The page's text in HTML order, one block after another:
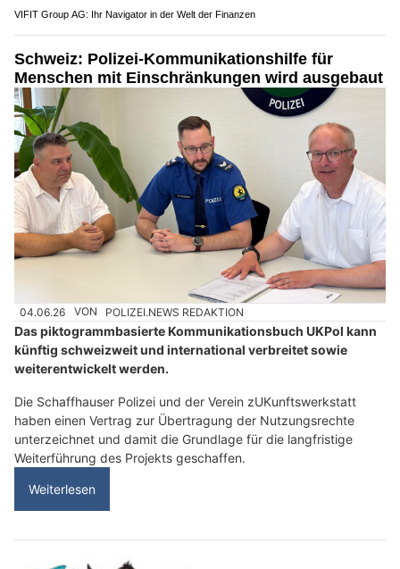
VIFIT Group AG: Ihr Navigator in der Welt der Finanzen
Schweiz: Polizei-Kommunikationshilfe für
Menschen mit Einschränkungen wird ausgebaut
04.06.26 VON POLIZEI.NEWS REDAKTION
Das piktogrammbasierte Kommunikationsbuch UKPol kann
künftig schweizweit und international verbreitet sowie
weiterentwickelt werden.
Die Schaffhauser Polizei und der Verein zUKunftswerkstatt
haben einen Vertrag zur Übertragung der Nutzungsrechte
unterzeichnet und damit die Grundlage für die langfristige
Weiterführung des Projekts geschaffen.
Weiterlesen